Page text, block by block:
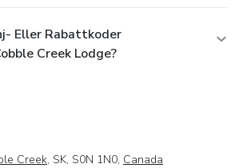
Eller Rabattkoder
Creek Lodge?
Creek, SK, S0N 1N0, Canada